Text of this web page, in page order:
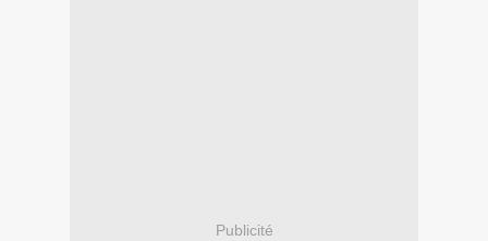
Publicité